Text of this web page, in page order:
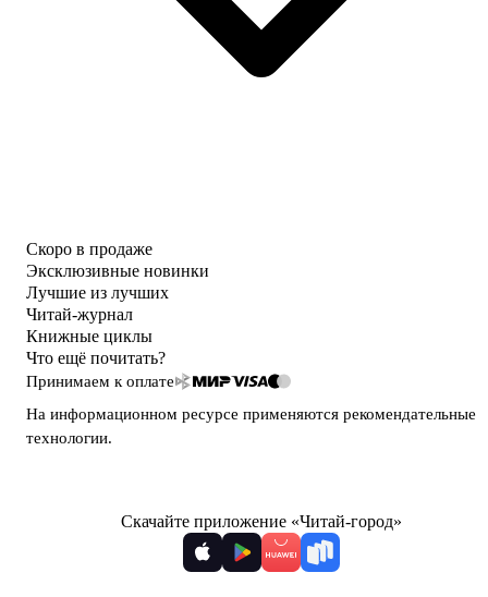
Скоро в продаже
Эксклюзивные новинки
Лучшие из лучших
Читай-журнал
Книжные циклы
Что ещё почитать?
Принимаем к оплате
На информационном ресурсе применяются рекомендательные
технологии.
Скачайте приложение «Читай-город»